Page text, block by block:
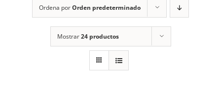
Ordena porOrden predeterminado
Mostrar24 productos